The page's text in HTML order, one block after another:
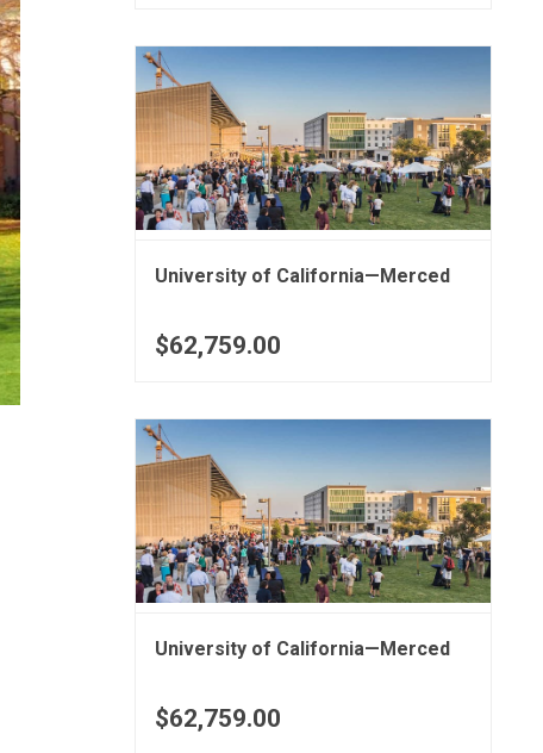
University of California—Merced
$62,759.00
University of California—Merced
$62,759.00